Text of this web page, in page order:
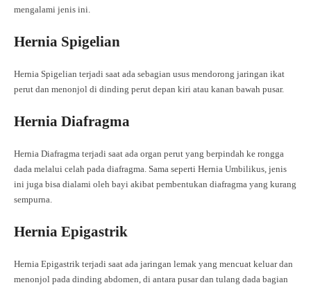
mengalami jenis ini.
Hernia Spigelian
Hernia Spigelian terjadi saat ada sebagian usus mendorong jaringan ikat
perut dan menonjol di dinding perut depan kiri atau kanan bawah pusar.
Hernia Diafragma
Hernia Diafragma terjadi saat ada organ perut yang berpindah ke rongga
dada melalui celah pada diafragma. Sama seperti Hernia Umbilikus, jenis
ini juga bisa dialami oleh bayi akibat pembentukan diafragma yang kurang
sempurna.
Hernia Epigastrik
Hernia Epigastrik terjadi saat ada jaringan lemak yang mencuat keluar dan
menonjol pada dinding abdomen, di antara pusar dan tulang dada bagian